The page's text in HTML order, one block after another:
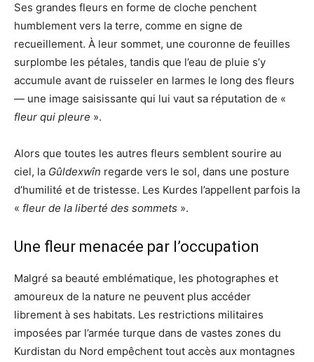
Ses grandes fleurs en forme de cloche penchent
humblement vers la terre, comme en signe de
recueillement. À leur sommet, une couronne de feuilles
surplombe les pétales, tandis que l’eau de pluie s’y
accumule avant de ruisseler en larmes le long des fleurs
— une image saisissante qui lui vaut sa réputation de «
fleur qui pleure ».
Alors que toutes les autres fleurs semblent sourire au
ciel, la Gûldexwîn regarde vers le sol, dans une posture
d’humilité et de tristesse. Les Kurdes l’appellent parfois la
« fleur de la liberté des sommets ».
Une fleur menacée par l’occupation
Malgré sa beauté emblématique, les photographes et
amoureux de la nature ne peuvent plus accéder
librement à ses habitats. Les restrictions militaires
imposées par l’armée turque dans de vastes zones du
Kurdistan du Nord empêchent tout accès aux montagnes